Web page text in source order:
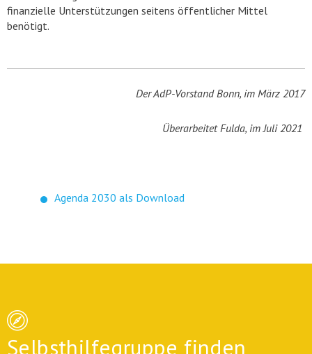
finanzielle Unterstützungen seitens öffentlicher Mittel
benötigt.
Der AdP-Vorstand Bonn, im März 2017
Überarbeitet Fulda, im Juli 2021
Agenda 2030 als Download
Selbsthilfegruppe finden